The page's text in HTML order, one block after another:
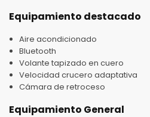
Equipamiento destacado
Aire acondicionado
Bluetooth
Volante tapizado en cuero
Velocidad crucero adaptativa
Cámara de retroceso
Equipamiento General